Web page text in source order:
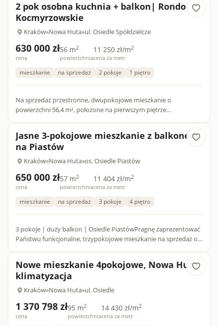
2 pok osobna kuchnia + balkon| Rondo
Kocmyrzowskie
Kraków»Nowa Huta»ul. Osiedle Spółdzielcze
630 000 zł
cena
56 m2
powierzchnia
11 250 zł/m2
cena za metr
mieszkanie na sprzedaż 2 pokoje 1 piętro
Na sprzedaż przestronne, dwupokojowe mieszkanie o
powierzchni 56,4 m², położone na pierwszym piętrze
Jasne 3-pokojowe mieszkanie z balkonem
na Piastów
Kraków»Nowa Huta»os. Osiedle Piastów
650 000 zł
cena
57 m2
powierzchnia
11 404 zł/m2
cena za metr
mieszkanie na sprzedaż 3 pokoje 4 piętro
3 pokoje | duży balkon | Osiedle PiastówPragnę zaprezentować
Państwu funkcjonalne, trzypokojowe mieszkanie na sprzedaż o
Nowe mieszkanie 4pokojowe, Nowa Huta,
klimatyzacja
Kraków»Nowa Huta»ul. Osiedle
1 370 798 zł
cena
95 m2
powierzchnia
14 430 zł/m2
cena za metr